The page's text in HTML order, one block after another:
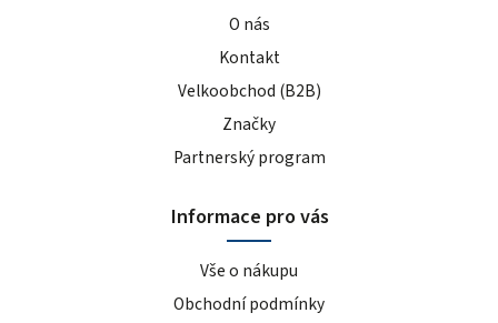
O nás
Kontakt
Velkoobchod (B2B)
Značky
Partnerský program
Informace pro vás
Vše o nákupu
Obchodní podmínky